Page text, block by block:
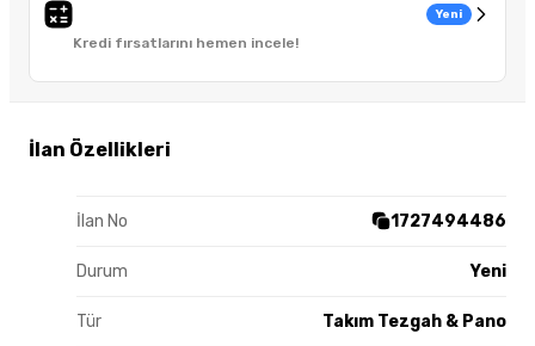
Kredi fırsatlarını hemen incele!
Yeni
İlan Özellikleri
İlan No 1727494486
Durum Yeni
Tür Takım Tezgah & Pano